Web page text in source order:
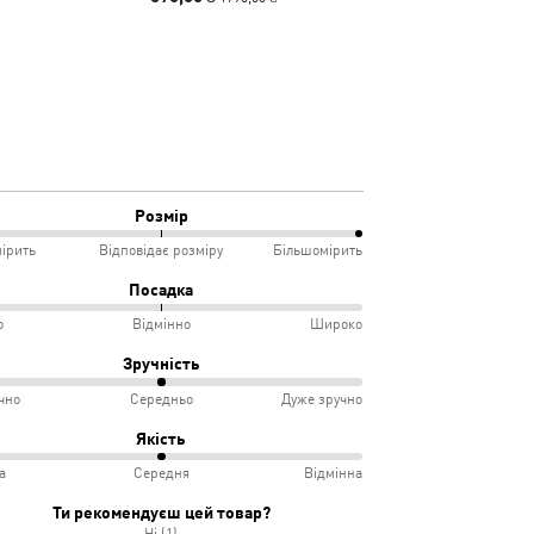
Розмір
Відповідає розміру Більшомірить
Посадка
Відмінно Широко
Зручність
Середньо Дуже зручно
Якість
Середня Відмінна
Ти рекомендуєш цей товар?